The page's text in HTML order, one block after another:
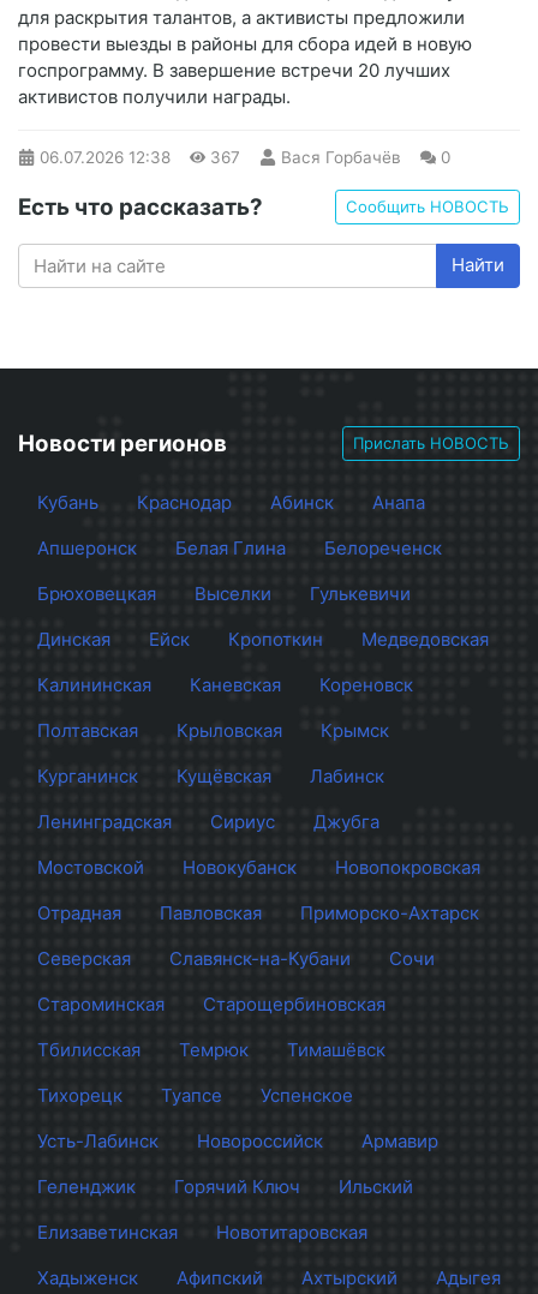
для раскрытия талантов, а активисты предложили
провести выезды в районы для сбора идей в новую
госпрограмму. В завершение встречи 20 лучших
активистов получили награды.
06.07.2026 12:38 367 Вася Горбачёв 0
Есть что рассказать? Сообщить НОВОСТЬ
Найти
Новости регионов Прислать НОВОСТЬ
Кубань Краснодар Абинск
Анапа
Апшеронск
Белая Глина
Белореченск
Брюховецкая
Выселки
Гулькевичи
Динская
Ейск Кропоткин
Медведовская
Калининская
Каневская
Кореновск
Полтавская
Крыловская
Крымск
Курганинск
Кущёвская
Лабинск
Ленинградская
Сириус
Джубга
Мостовской
Новокубанск
Новопокровская
Отрадная
Павловская
Приморско-Ахтарск
Северская
Славянск-на-Кубани
Сочи
Староминская
Старощербиновская
Тбилисская
Темрюк
Тимашёвск
Тихорецк
Туапсе
Успенское
Усть-Лабинск
Новороссийск
Армавир
Геленджик
Горячий Ключ
Ильский
Елизаветинская
Новотитаровская
Хадыженск
Афипский Ахтырский Адыгея